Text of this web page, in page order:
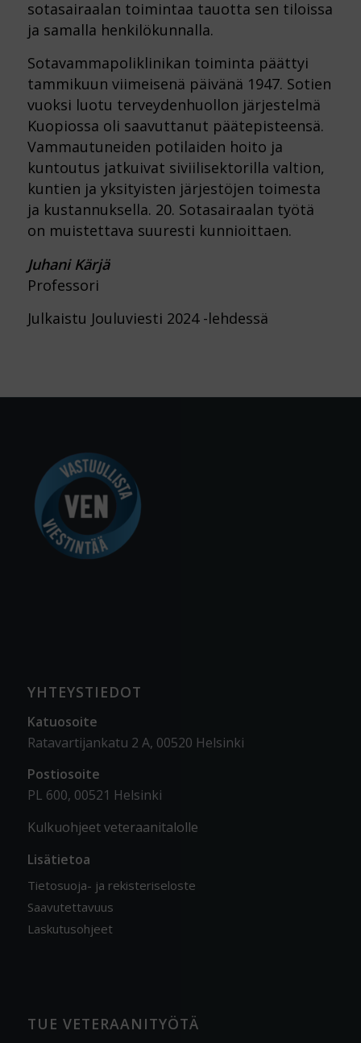
sotasairaalan toimintaa tauotta sen tiloissa
ja samalla henkilökunnalla.
Sotavammapoliklinikan toiminta päättyi
tammikuun viimeisenä päivänä 1947. Sotien
vuoksi luotu terveydenhuollon järjestelmä
Kuopiossa oli saavuttanut päätepisteensä.
Vammautuneiden potilaiden hoito ja
kuntoutus jatkuivat siviilisektorilla valtion,
kuntien ja yksityisten järjestöjen toimesta
ja kustannuksella. 20. Sotasairaalan työtä
on muistettava suuresti kunnioittaen.
Juhani Kärjä
Professori
Julkaistu Jouluviesti 2024 -lehdessä
YHTEYSTIEDOT
Katuosoite
Ratavartijankatu 2 A, 00520 Helsinki
Postiosoite
PL 600, 00521 Helsinki
Kulkuohjeet veteraanitalolle
Lisätietoa
Tietosuoja- ja rekisteriseloste
Saavutettavuus
Laskutusohjeet
TUE VETERAANITYÖTÄ